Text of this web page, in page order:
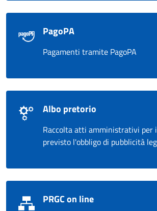
PagoPA
Pagamenti tramite PagoPA
Albo pretorio
Raccolta atti amministrativi per
previsto l'obbligo di pubblicità
PRGC on line